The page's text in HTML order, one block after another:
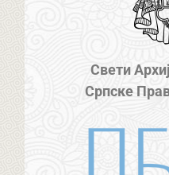
Свети
Српске